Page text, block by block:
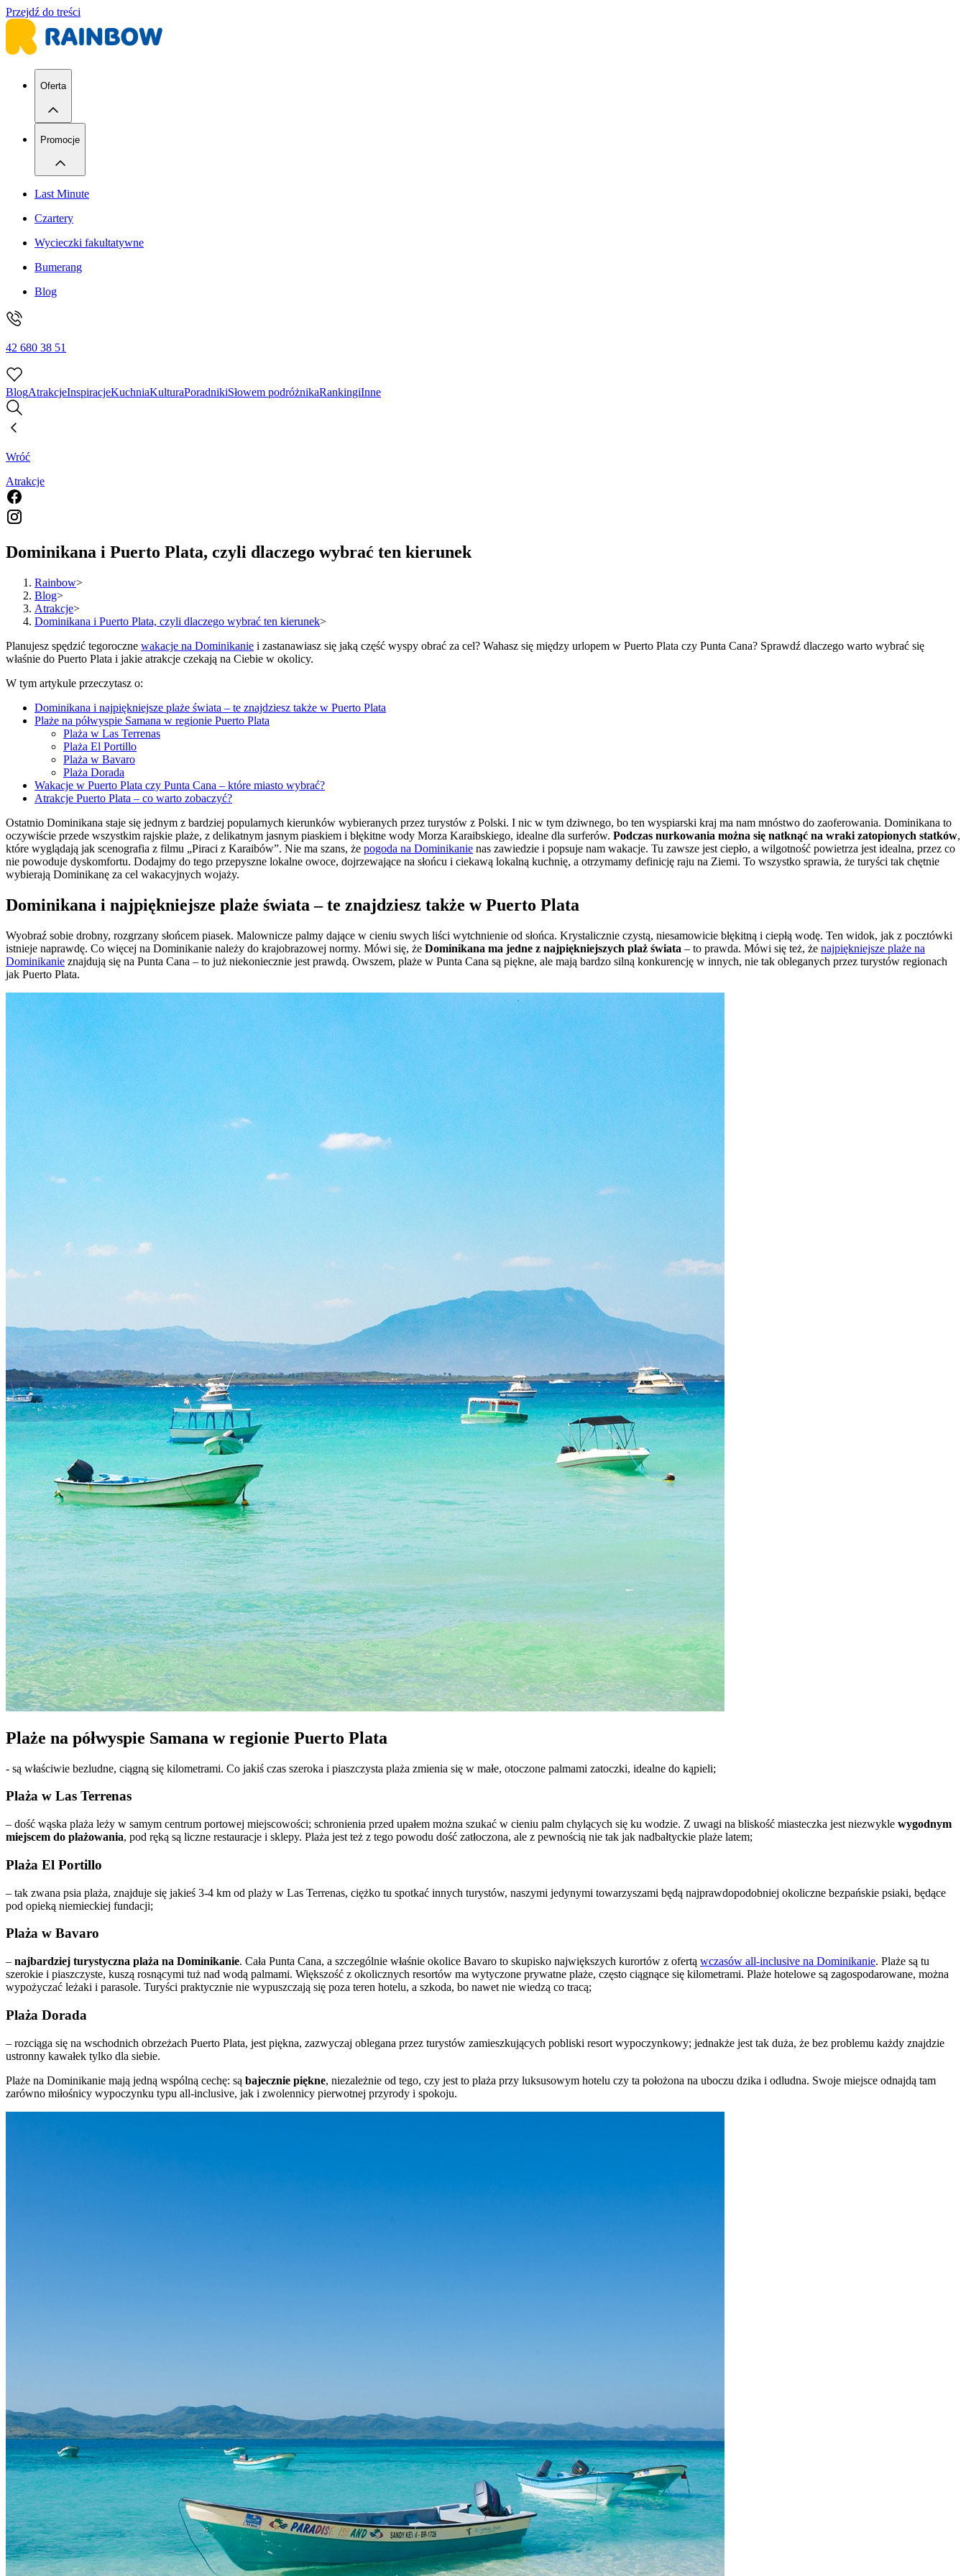
Przejdź do treści
Oferta
Promocje
Last Minute
Czartery
Wycieczki fakultatywne
Bumerang
Blog
42 680 38 51
BlogAtrakcjeInspiracjeKuchniaKulturaPoradnikiSłowem podróżnikaRankingiInne
Wróć
Atrakcje
Dominikana i Puerto Plata, czyli dlaczego wybrać ten kierunek
Rainbow>
Blog>
Atrakcje>
Dominikana i Puerto Plata, czyli dlaczego wybrać ten kierunek>
Planujesz spędzić tegoroczne wakacje na Dominikanie i zastanawiasz się jaką część wyspy obrać za cel? Wahasz się między urlopem w Puerto Plata czy Punta Cana? Sprawdź dlaczego warto wybrać się
właśnie do Puerto Plata i jakie atrakcje czekają na Ciebie w okolicy.
W tym artykule przeczytasz o:
Dominikana i najpiękniejsze plaże świata – te znajdziesz także w Puerto Plata
Plaże na półwyspie Samana w regionie Puerto Plata
Plaża w Las Terrenas
Plaża El Portillo
Plaża w Bavaro
Plaża Dorada
Wakacje w Puerto Plata czy Punta Cana – które miasto wybrać?
Atrakcje Puerto Plata – co warto zobaczyć?
Ostatnio Dominikana staje się jednym z bardziej popularnych kierunków wybieranych przez turystów z Polski. I nic w tym dziwnego, bo ten wyspiarski kraj ma nam mnóstwo do zaoferowania. Dominikana to
oczywiście przede wszystkim rajskie plaże, z delikatnym jasnym piaskiem i błękitne wody Morza Karaibskiego, idealne dla surferów. Podczas nurkowania można się natknąć na wraki zatopionych statków,
które wyglądają jak scenografia z filmu „Piraci z Karaibów”. Nie ma szans, że pogoda na Dominikanie nas zawiedzie i popsuje nam wakacje. Tu zawsze jest ciepło, a wilgotność powietrza jest idealna, przez co
nie powoduje dyskomfortu. Dodajmy do tego przepyszne lokalne owoce, dojrzewające na słońcu i ciekawą lokalną kuchnię, a otrzymamy definicję raju na Ziemi. To wszystko sprawia, że turyści tak chętnie
wybierają Dominikanę za cel wakacyjnych wojaży.
Dominikana i najpiękniejsze plaże świata – te znajdziesz także w Puerto Plata
Wyobraź sobie drobny, rozgrzany słońcem piasek. Malownicze palmy dające w cieniu swych liści wytchnienie od słońca. Krystalicznie czystą, niesamowicie błękitną i ciepłą wodę. Ten widok, jak z pocztówki
istnieje naprawdę. Co więcej na Dominikanie należy do krajobrazowej normy. Mówi się, że Dominikana ma jedne z najpiękniejszych plaż świata – to prawda. Mówi się też, że najpiękniejsze plaże na
Dominikanie znajdują się na Punta Cana – to już niekoniecznie jest prawdą. Owszem, plaże w Punta Cana są piękne, ale mają bardzo silną konkurencję w innych, nie tak obleganych przez turystów regionach
jak Puerto Plata.
Plaże na półwyspie Samana w regionie Puerto Plata
- są właściwie bezludne, ciągną się kilometrami. Co jakiś czas szeroka i piaszczysta plaża zmienia się w małe, otoczone palmami zatoczki, idealne do kąpieli;
Plaża w Las Terrenas
– dość wąska plaża leży w samym centrum portowej miejscowości; schronienia przed upałem można szukać w cieniu palm chylących się ku wodzie. Z uwagi na bliskość miasteczka jest niezwykle wygodnym
miejscem do plażowania, pod ręką są liczne restauracje i sklepy. Plaża jest też z tego powodu dość zatłoczona, ale z pewnością nie tak jak nadbałtyckie plaże latem;
Plaża El Portillo
– tak zwana psia plaża, znajduje się jakieś 3-4 km od plaży w Las Terrenas, ciężko tu spotkać innych turystów, naszymi jedynymi towarzyszami będą najprawdopodobniej okoliczne bezpańskie psiaki, będące
pod opieką niemieckiej fundacji;
Plaża w Bavaro
– najbardziej turystyczna plaża na Dominikanie. Cała Punta Cana, a szczególnie właśnie okolice Bavaro to skupisko największych kurortów z ofertą wczasów all-inclusive na Dominikanie. Plaże są tu
szerokie i piaszczyste, kuszą rosnącymi tuż nad wodą palmami. Większość z okolicznych resortów ma wytyczone prywatne plaże, często ciągnące się kilometrami. Plaże hotelowe są zagospodarowane, można
wypożyczać leżaki i parasole. Turyści praktycznie nie wypuszczają się poza teren hotelu, a szkoda, bo nawet nie wiedzą co tracą;
Plaża Dorada
– rozciąga się na wschodnich obrzeżach Puerto Plata, jest piękna, zazwyczaj oblegana przez turystów zamieszkujących pobliski resort wypoczynkowy; jednakże jest tak duża, że bez problemu każdy znajdzie
ustronny kawałek tylko dla siebie.
Plaże na Dominikanie mają jedną wspólną cechę: są bajecznie piękne, niezależnie od tego, czy jest to plaża przy luksusowym hotelu czy ta położona na uboczu dzika i odludna. Swoje miejsce odnajdą tam
zarówno miłośnicy wypoczynku typu all-inclusive, jak i zwolennicy pierwotnej przyrody i spokoju.